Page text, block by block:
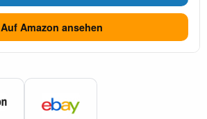
Auf Amazon ansehen